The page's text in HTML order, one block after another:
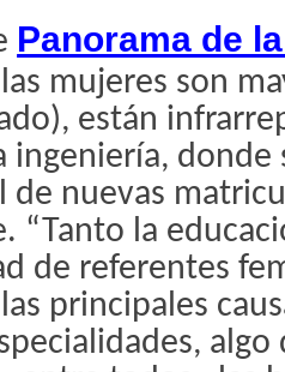
Panorama de
mujeres son
están
ingeniería,
de nuevas
“Tanto la
de referentes
principales